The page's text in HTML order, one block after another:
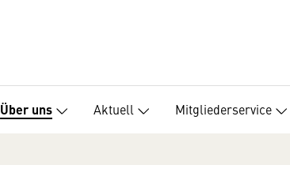
Über uns Aktuell Mitgliederservice